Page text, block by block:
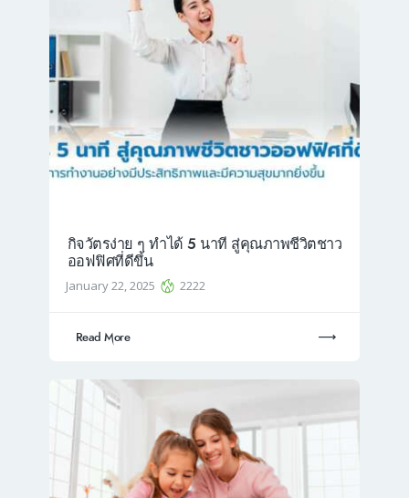
กิจวัตรง่าย ๆ ทำได้ 5 นาที สู่คุณภาพชีวิตชาว
ออฟฟิศที่ดีขึ้น
January 22, 2025 2222
Read More